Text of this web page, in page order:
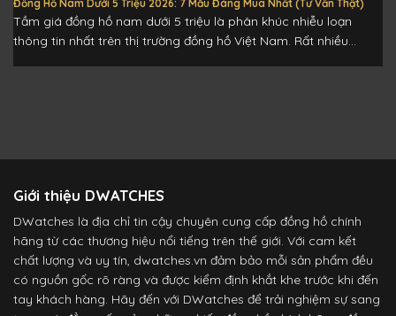
Đồng Hồ Nam Dưới 5 Triệu 2026: 7 Mẫu Đáng Mua Nhất (Tư Vấn Thật)
Tầm giá đồng hồ nam dưới 5 triệu là phân khúc nhiễu loạn
thông tin nhất trên thị trường đồng hồ Việt Nam. Rất nhiều...
Giới thiệu DWATCHES
DWatches là địa chỉ tin cậy chuyên cung cấp đồng hồ chính
hãng từ các thương hiệu nổi tiếng trên thế giới. Với cam kết
chất lượng và uy tín, dwatches.vn đảm bảo mỗi sản phẩm đều
có nguồn gốc rõ ràng và được kiểm định khắt khe trước khi đến
tay khách hàng. Hãy đến với DWatches để trải nghiệm sự sang